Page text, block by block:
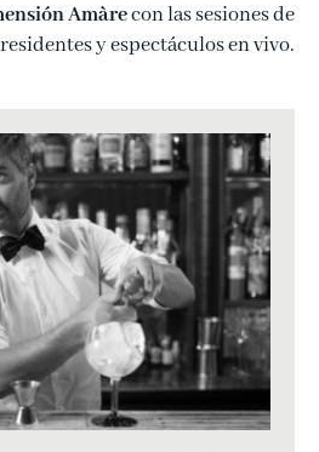
Amàrecon las sesiones de
y espectáculos en vivo.